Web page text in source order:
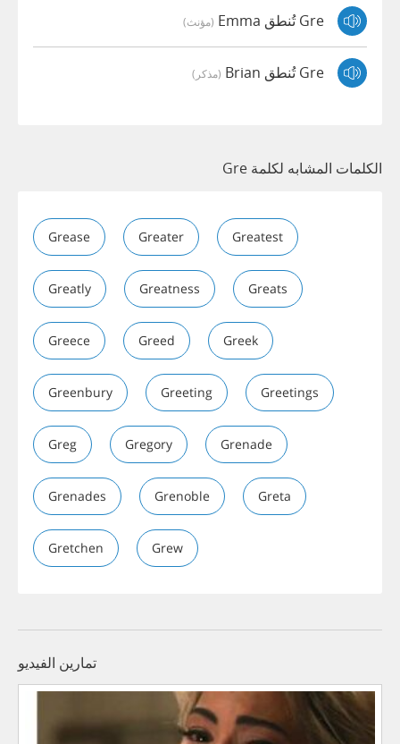
Gre تُنطق Emma (مؤنث)
Gre تُنطق Brian (مذكر)
الكلمات المشابه لكلمة Gre
Grease Greater Greatest
Greatly Greatness Greats
Greece Greed Greek
Greenbury Greeting Greetings
Greg Gregory Grenade
Grenades Grenoble Greta
Gretchen Grew
تمارين الفيديو